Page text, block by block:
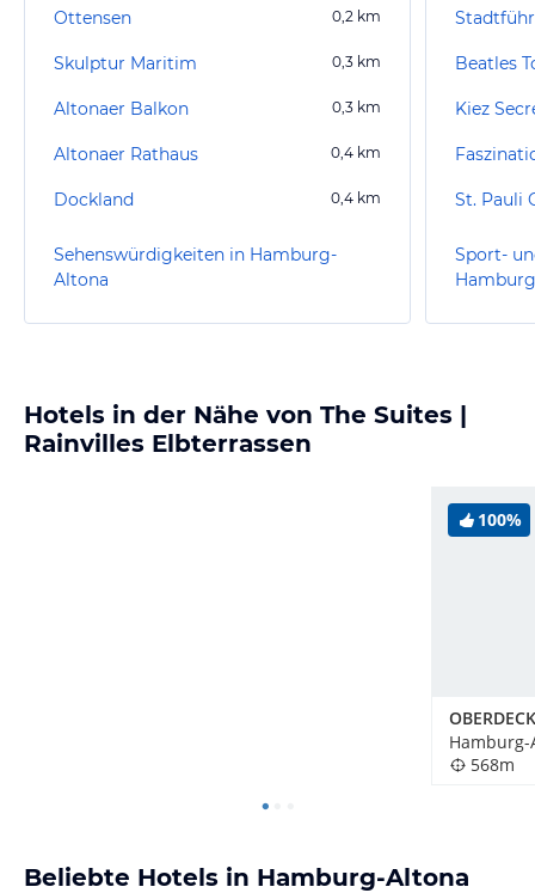
Ottensen 0,2 km
Skulptur Maritim 0,3 km
Altonaer Balkon 0,3 km
Altonaer Rathaus 0,4 km
Dockland 0,4 km
Sehenswürdigkeiten in Hamburg-
Altona
Beatles
Kiez
St. Pauli
Sport-
Hotels in der Nähe von The Suites |
Rainvilles Elbterrassen
100%
568m
Beliebte Hotels in Hamburg-Altona